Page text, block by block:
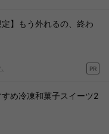
定】もう外れるの、終わ
PR
すめ冷凍和菓子スイーツ2